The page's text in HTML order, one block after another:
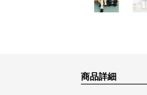
商品詳細